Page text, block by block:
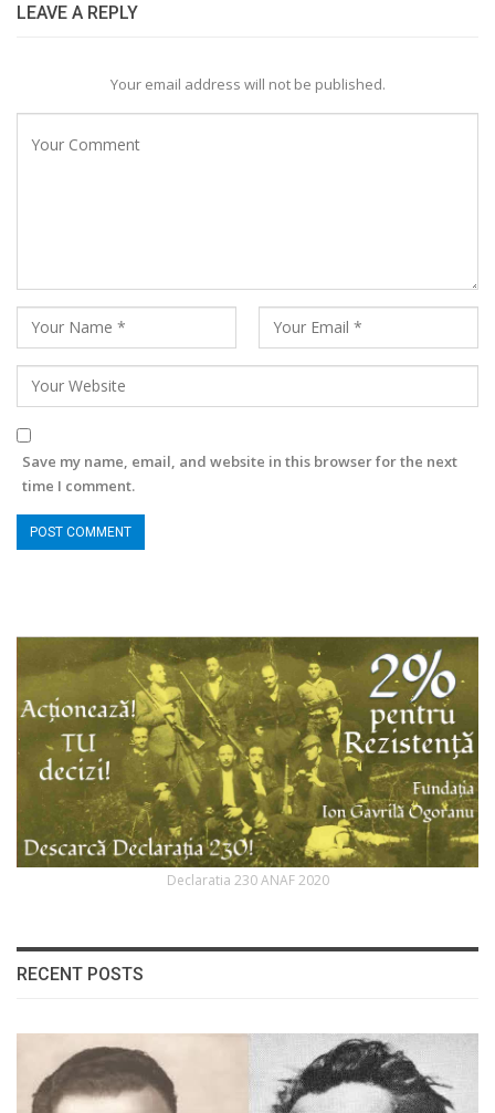
LEAVE A REPLY
Your email address will not be published.
Save my name, email, and website in this browser for the next
time I comment.
Declaratia 230 ANAF 2020
RECENT POSTS